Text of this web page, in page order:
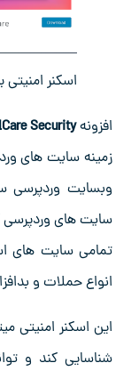
اسکنر
افزونهSecurity
وبسایت وردپرسی
سایت های وردپرسی
تمامی سایت های
انواع حملات و
این اسکنر امنیتی
شناسایی کند و